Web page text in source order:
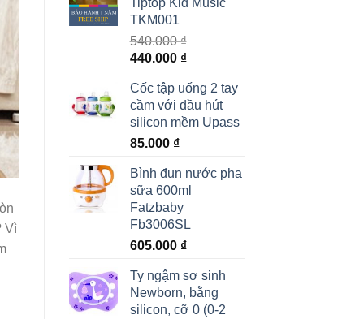
Vì
TKM001
540.000₫
440.000 ₫
Cốc tập uống 2 tay
cầm với đầu hút
silicon mềm Upass
85.000 ₫
Bình đun nước pha
sữa 600ml
Fatzbaby
Fb3006SL
605.000 ₫
Ty ngậm sơ sinh
Newborn, bằng
silicon, cỡ 0 (0-2